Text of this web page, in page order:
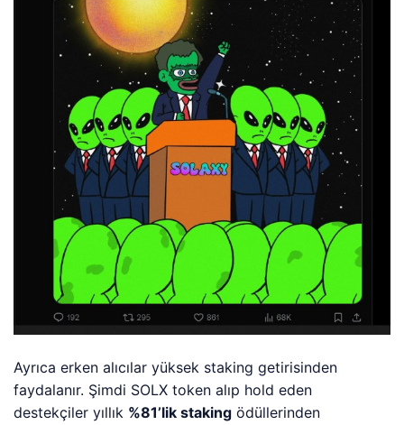
Ayrıca erken alıcılar yüksek staking getirisinden
faydalanır. Şimdi SOLX token alıp hold eden
destekçiler yıllık %81’lik staking ödüllerinden